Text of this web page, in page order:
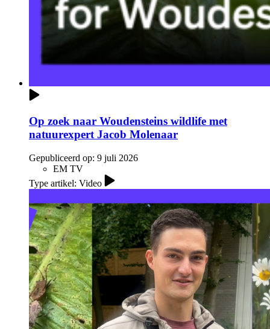
Op zoek naar Woudensteins wildlife met
natuurexpert Jacob Molenaar
Gepubliceerd op: 9 juli 2026
EM TV
Type artikel: Video